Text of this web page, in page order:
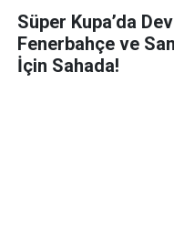
Süper Kupa’da
Fenerbahçe ve
İçin Sahada!